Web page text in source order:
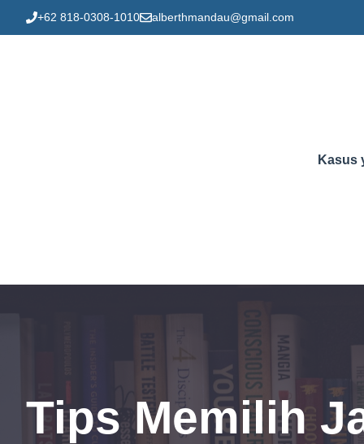
to
+62 818-0308-1010 alberthmandau@gmail.com
Kasus
Tips Memilih